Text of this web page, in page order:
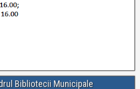
Bibliotecii Municipale